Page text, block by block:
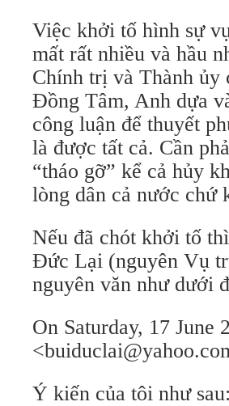
Việc khởi tố hình sự
mất rất nhiều và hầu
Chính trị và Thành
Đồng Tâm, Anh dựa
công luận để thuyết
là được tất cả. Cần
“tháo gỡ” kể cả hủy
lòng dân cả nước chứ
Nếu đã chót khởi tố
Đức Lại (nguyên Vụ
nguyên văn như dưới
On Saturday, 17
Ý kiến của tôi như sau: